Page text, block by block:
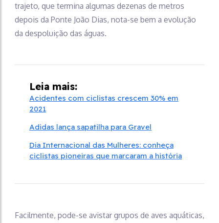
trajeto, que termina algumas dezenas de metros
depois da Ponte João Dias, nota-se bem a evolução
da despoluição das águas.
Leia mais:
Acidentes com ciclistas crescem 30% em
2021
Adidas lança sapatilha para Gravel
Dia Internacional das Mulheres: conheça
ciclistas pioneiras que marcaram a história
Facilmente, pode-se avistar grupos de aves aquáticas,